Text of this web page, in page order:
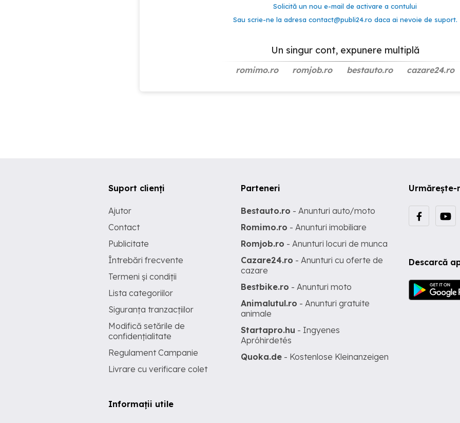
Solicită un nou e-mail de activare a contului
Sau scrie-ne la adresa contact@publi24.ro daca ai nevoie de suport.
Un singur cont, expunere multiplă
romimo.ro romjob.ro bestauto.ro cazare24.ro
Urmărește-
Descarcă
Suport clienți
Ajutor
Contact
Publicitate
Întrebări frecvente
Termeni și condiții
Lista categoriilor
Siguranța tranzacțiilor
Modifică setările de
confidențialitate
Regulament Campanie
Livrare cu verificare colet
Informații utile
Parteneri
Bestauto.ro - Anunturi auto/moto
Romimo.ro - Anunturi imobiliare
Romjob.ro - Anunturi locuri de munca
Cazare24.ro - Anunturi cu oferte de
cazare
Bestbike.ro - Anunturi moto
Animalutul.ro - Anunturi gratuite
animale
Startapro.hu - Ingyenes
Apróhirdetés
Quoka.de - Kostenlose Kleinanzeigen